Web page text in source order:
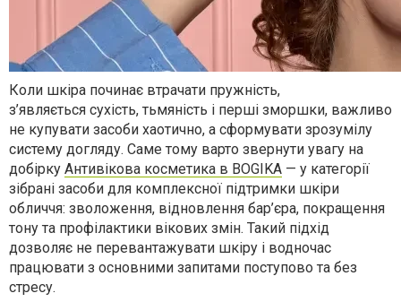
Коли шкіра починає втрачати пружність,
з’являється сухість, тьмяність і перші зморшки, важливо
не купувати засоби хаотично, а сформувати зрозумілу
систему догляду. Саме тому варто звернути увагу на
добірку Антивікова косметика в BOGIKA — у категорії
зібрані засоби для комплексної підтримки шкіри
обличчя: зволоження, відновлення бар’єра, покращення
тону та профілактики вікових змін. Такий підхід
дозволяє не перевантажувати шкіру і водночас
працювати з основними запитами поступово та без
стресу.